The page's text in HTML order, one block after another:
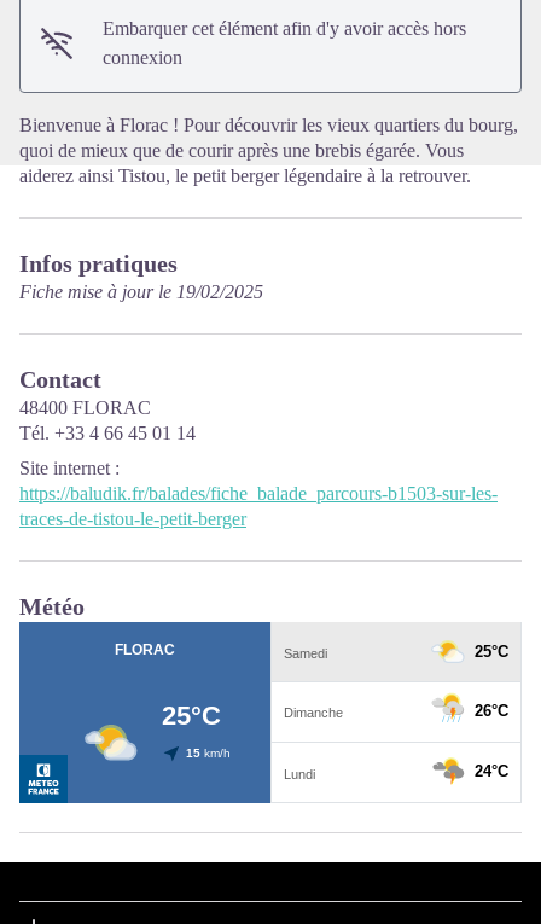
Embarquer cet élément afin d'y avoir accès hors
connexion
Bienvenue à Florac ! Pour découvrir les vieux quartiers du bourg,
quoi de mieux que de courir après une brebis égarée. Vous
aiderez ainsi Tistou, le petit berger légendaire à la retrouver.
Infos pratiques
Fiche mise à jour le 19/02/2025
Contact
48400 FLORAC
Tél. +33 4 66 45 01 14
Site internet :
https://baludik.fr/balades/fiche_balade_parcours-b1503-sur-les-
traces-de-tistou-le-petit-berger
Météo